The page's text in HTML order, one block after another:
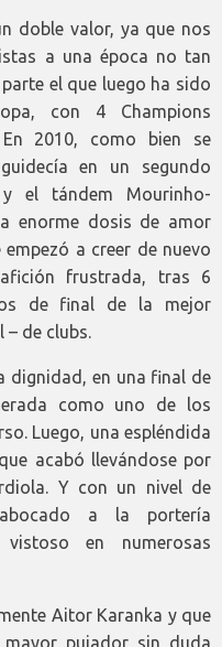
doble valor, ya que nos
a una época no tan
el que luego ha sido
con 4 Champions
2010, como bien se
en un segundo
el tándem Mourinho-
enorme dosis de amor
a creer de nuevo
frustrada, tras 6
de final de la mejor
– de clubs.
dignidad, en una final de
como uno de los
Luego, una espléndida
acabó llevándose por
Y con un nivel de
a la portería
en numerosas
Aitor Karanka y que
pujador sin duda